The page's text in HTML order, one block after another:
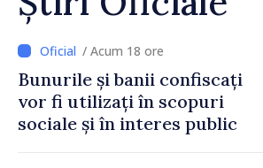
/ Acum 18 ore
Bunurile și banii confiscați
vor fi utilizați în scopuri
sociale și în interes public